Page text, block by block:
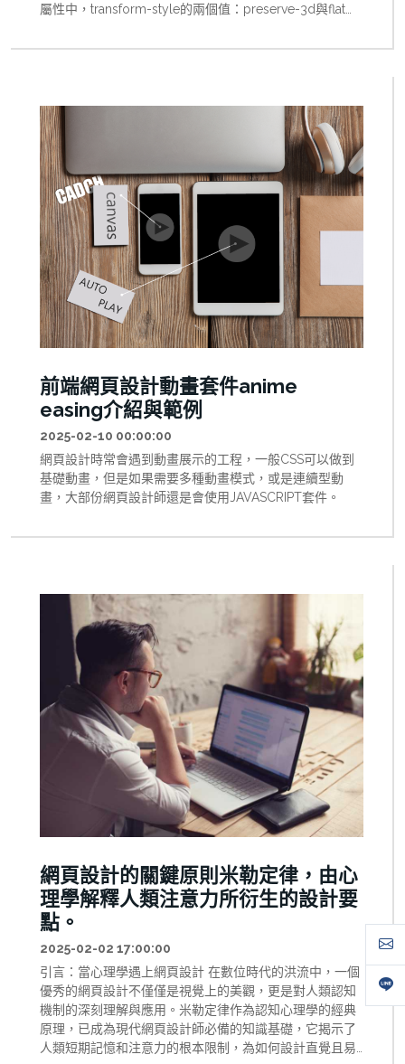
屬性中，transform-style的兩個值：preserve-3d與flat，
前端網頁設計動畫套件anime
easing介紹與範例
2025-02-10 00:00:00
網頁設計時常會遇到動畫展示的工程，一般CSS可以做到
基礎動畫，但是如果需要多種動畫模式，或是連續型動
畫，大部份網頁設計師還是會使用JAVASCRIPT套件。
網頁設計的關鍵原則米勒定律，由心
理學解釋人類注意力所衍生的設計要
點。
2025-02-02 17:00:00
引言：當心理學遇上網頁設計 在數位時代的洪流中，一個
優秀的網頁設計不僅僅是視覺上的美觀，更是對人類認知
機制的深刻理解與應用。米勒定律作為認知心理學的經典
原理，已成為現代網頁設計師必備的知識基礎，它揭示了
人類短期記憶和注意力的根本限制，為如何設計直覺且易